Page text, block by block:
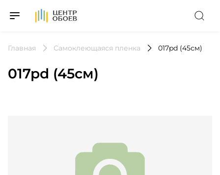
На Главную
Главная Самоклеющаяся пленка 017pd (45см)
017pd (45см)